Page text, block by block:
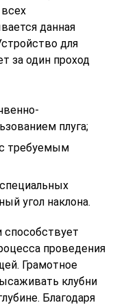
данная
для
за один проход
плуга;
требуемым
угол наклона.
способствует
проведения
Грамотное
клубни
Благодаря